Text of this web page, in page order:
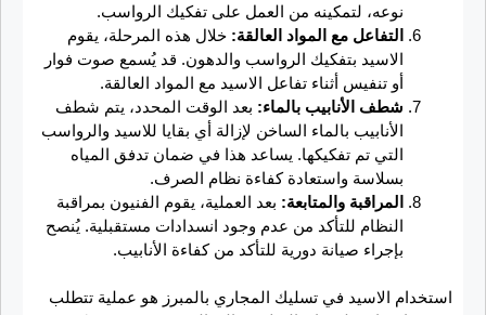
نوعه، لتمكينه من العمل على تفكيك الرواسب.
التفاعل مع المواد العالقة: خلال هذه المرحلة، يقوم
الاسيد بتفكيك الرواسب والدهون. قد يُسمع صوت فوار
أو تنفيس أثناء تفاعل الاسيد مع المواد العالقة.
شطف الأنابيب بالماء: بعد الوقت المحدد، يتم شطف
الأنابيب بالماء الساخن لإزالة أي بقايا للاسيد والرواسب
التي تم تفكيكها. يساعد هذا في ضمان تدفق المياه
بسلاسة واستعادة كفاءة نظام الصرف.
المراقبة والمتابعة: بعد العملية، يقوم الفنيون بمراقبة
النظام للتأكد من عدم وجود انسدادات مستقبلية. يُنصح
بإجراء صيانة دورية للتأكد من كفاءة الأنابيب.
استخدام الاسيد في تسليك المجاري بالمبرز هو عملية تتطلب